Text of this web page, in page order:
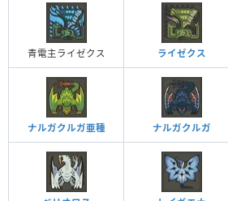
青電主ライゼクス ライゼクス
ナルガクルガ亜種 ナルガクルガ